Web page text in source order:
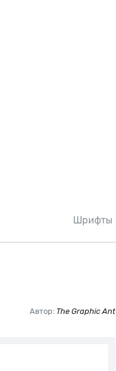
Шрифты
Автор: The Graphic Ant